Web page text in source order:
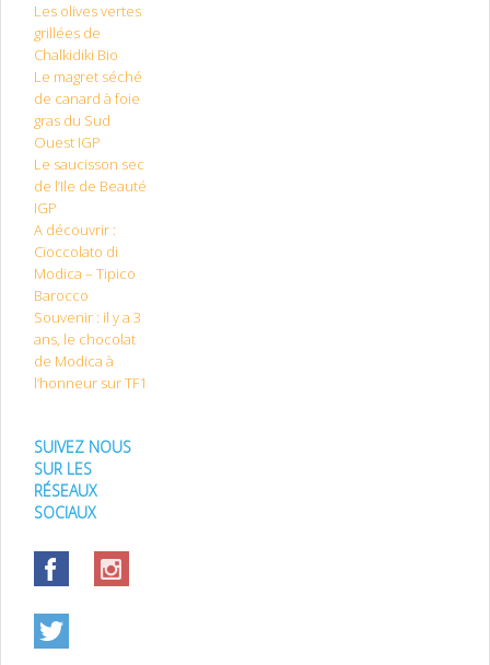
Les olives vertes
grillées de
Chalkidiki Bio
Le magret séché
de canard à foie
gras du Sud
Ouest IGP
Le saucisson sec
de l’Ile de Beauté
IGP
A découvrir :
Cioccolato di
Modica – Tipico
Barocco
Souvenir : il y a 3
ans, le chocolat
de Modica à
l’honneur sur TF1
SUIVEZ NOUS
SUR LES
RÉSEAUX
SOCIAUX